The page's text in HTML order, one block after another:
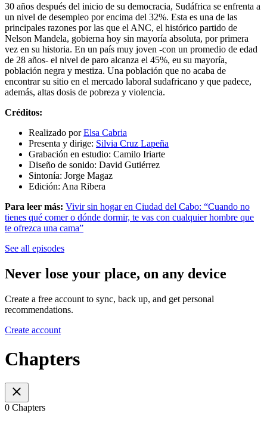
30 años después del inicio de su democracia, Sudáfrica se enfrenta a
un nivel de desempleo por encima del 32%. Esta es una de las
principales razones por las que el ANC, el histórico partido de
Nelson Mandela, gobierna hoy sin mayoría absoluta, por primera
vez en su historia. En un país muy joven -con un promedio de edad
de 28 años- el nivel de paro alcanza el 45%, eu su mayoría,
población negra y mestiza. Una población que no acaba de
encontrar su sitio en el mercado laboral sudafricano y que padece,
además, altas dosis de pobreza y violencia.
Créditos:
Realizado porElsa Cabria
Presenta y dirige: Silvia Cruz Lapeña
Grabación en estudio: Camilo Iriarte
Diseño de sonido: David Gutiérrez
Sintonía: Jorge Magaz
Edición: Ana Ribera
Para leer más: Vivir sin hogar en Ciudad del Cabo: “Cuando no
tienes qué comer o dónde dormir, te vas con cualquier hombre que
te ofrezca una cama”
See all episodes
Never lose your place, on any device
Create a free account to sync, back up, and get personal
recommendations.
Create account
Chapters
0 Chapters